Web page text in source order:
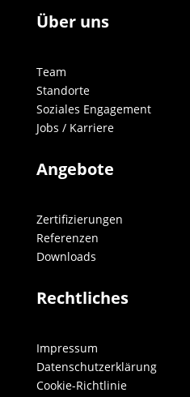
Über uns
Team
Standorte
Soziales Engagement
Jobs / Karriere
Angebote
Zertifizierungen
Referenzen
Downloads
Rechtliches
Impressum
Datenschutzerklärung
Cookie-Richtlinie